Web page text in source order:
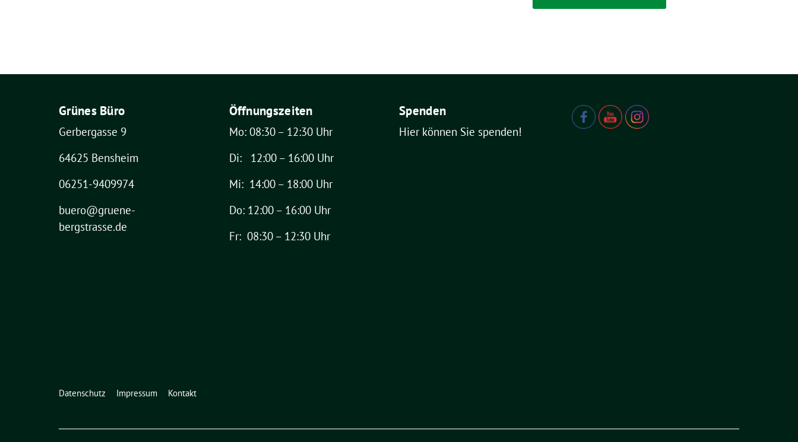
Grünes Büro
Gerbergasse 9
64625 Bensheim
06251-9409974
buero@gruene-
bergstrasse.de
Öffnungszeiten
Mo: 08:30 – 12:30 Uhr
Di: 12:00 – 16:00 Uhr
Mi: 14:00 – 18:00 Uhr
Do: 12:00 – 16:00 Uhr
Fr: 08:30 – 12:30 Uhr
Spenden
Hier können Sie spenden!
Datenschutz Impressum Kontakt